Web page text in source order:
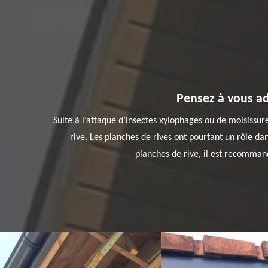
Pensez à vous
Suite à l’attaque d’insectes xylophages ou de
rive. Les planches de rives ont pourtant un rôle
planches de rive, il est